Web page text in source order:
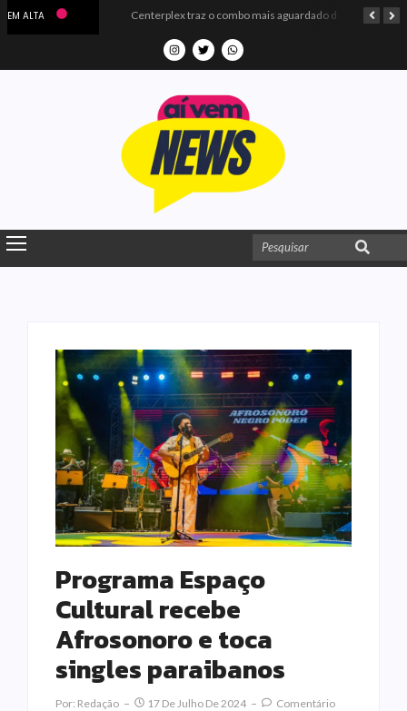
EM ALTA
Programa Espaço
Cultural recebe
Afrosonoro e toca
singles paraibanos
Por: Redação 17 De Julho De 2024 Comentário